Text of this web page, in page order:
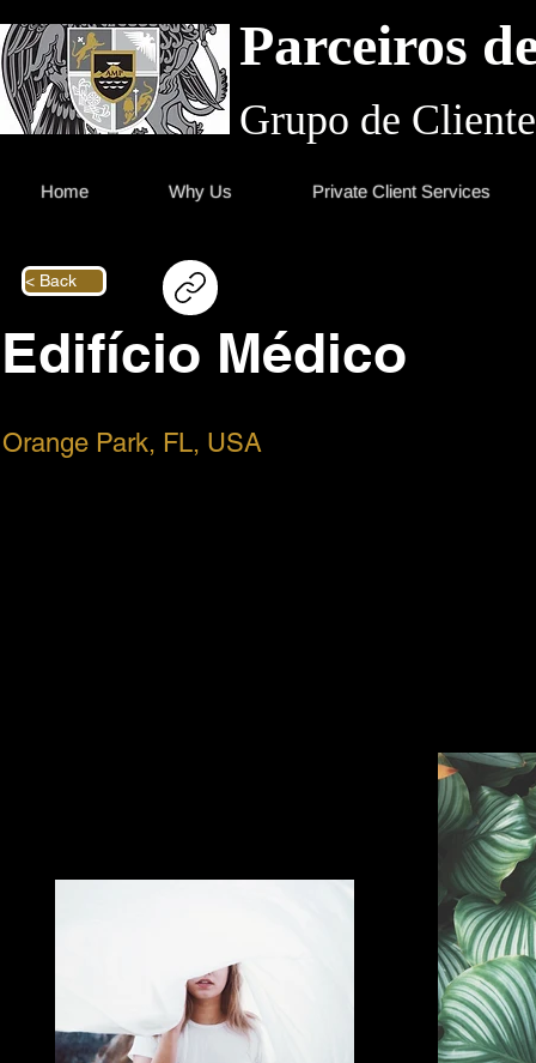
Parceiros
Grupo de
Home Why Us Private Client Services
< Back
Edifício Médico
Orange Park, FL, USA